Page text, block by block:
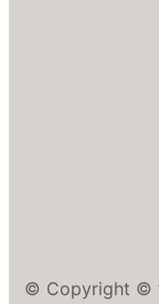
© Copyright ©